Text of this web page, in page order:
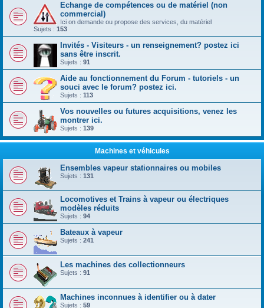
Echange de compétences ou de matériel (non
commercial)
Ici on demande ou propose des services, du matériel
Sujets : 153
Invités - Visiteurs - un renseignement? postez ici
sans être inscrit.
Sujets : 91
Aide au fonctionnement du Forum - tutoriels - un
souci avec le forum? postez ici.
Sujets : 113
Vos nouvelles ou futures acquisitions, venez les
montrer ici.
Sujets : 139
Machines et véhicules
Ensembles vapeur stationnaires ou mobiles
Sujets : 131
Locomotives et Trains à vapeur ou électriques
modèles réduits
Sujets : 94
Bateaux à vapeur
Sujets : 241
Les machines des collectionneurs
Sujets : 91
Machines inconnues à identifier ou à dater
Sujets : 59